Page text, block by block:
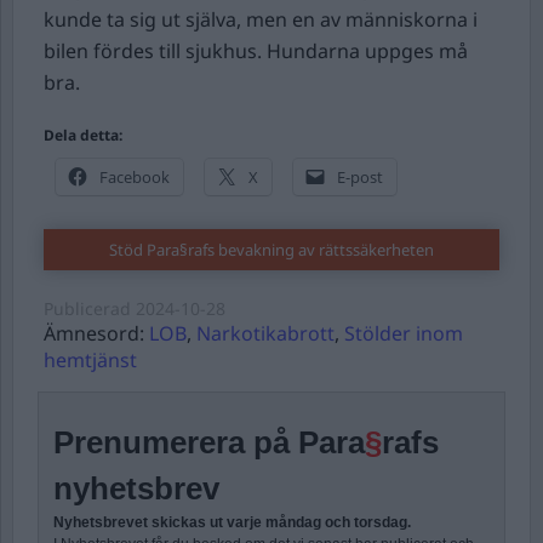
kunde ta sig ut själva, men en av människorna i
bilen fördes till sjukhus. Hundarna uppges må
bra.
Dela detta:
Facebook X E-post
Stöd Para§rafs bevakning av rättssäkerheten
Ämnesord: LOB, Narkotikabrott, Stölder inom
hemtjänst
Prenumerera på Para§rafs
nyhetsbrev
Nyhetsbrevet skickas ut varje måndag och torsdag.